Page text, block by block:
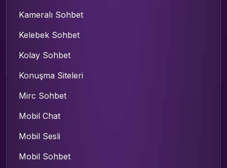
Kameralı Sohbet
Kelebek Sohbet
Kolay Sohbet
Konuşma Siteleri
Mirc Sohbet
Mobil Chat
Mobil Sesli
Mobil Sohbet